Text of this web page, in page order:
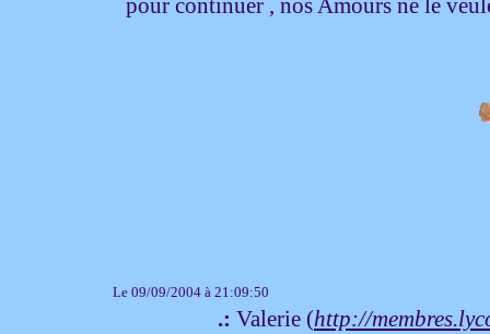
Le 09/09/2004 à 21:09:50
.: Valerie (http://